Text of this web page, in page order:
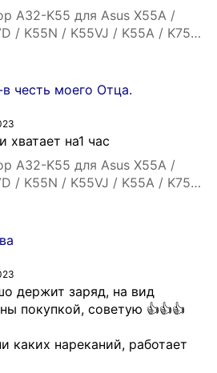
A32-K55 для Asus X55A /
/ K55N / K55VJ / K55A / K75VJ
/ A55 / K75VM / K45 -
честь моего Отца.
хватает на1 час
A32-K55 для Asus X55A /
/ K55N / K55VJ / K55A / K75VJ
/ A55 / K75VM / K45 -
держит заряд, на вид
покупкой, советую 👍👍👍
каких нареканий, работает